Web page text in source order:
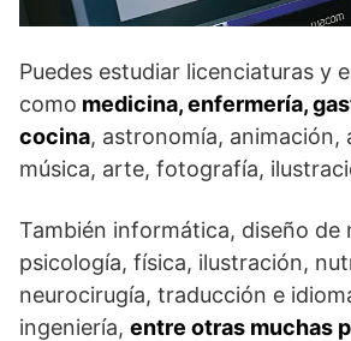
Puedes estudiar licenciaturas y
como medicina, enfermería,
cocina, astronomía, animación,
música, arte, fotografía,
También informática, diseño de
psicología, física, ilustración,
neurocirugía, traducción e
ingeniería, entre otras muchas